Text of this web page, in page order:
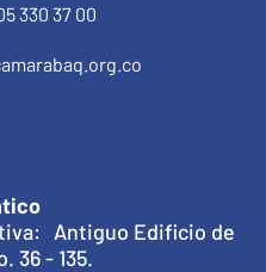
330 37 00
Antiguo Edificio de
36 - 135.